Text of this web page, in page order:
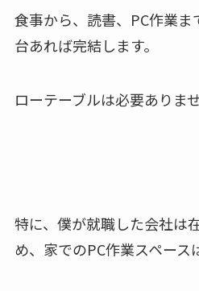
食事から、読書、PC作業ま
台あれば完結します。
ローテーブルは必要ありませ
特に、僕が就職した会社は
め、家でのPC作業スペース